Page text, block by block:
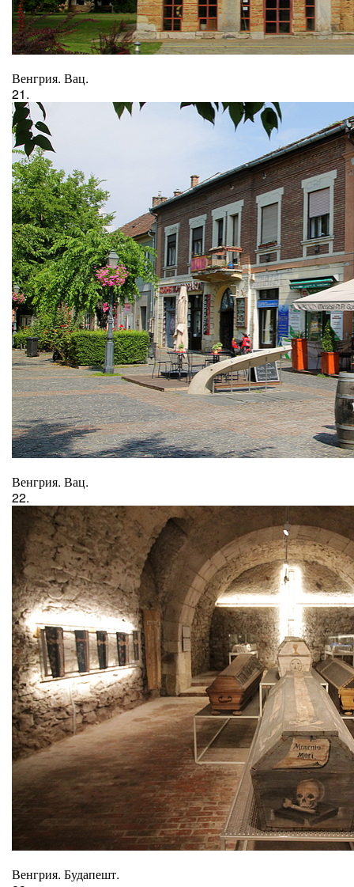
Венгрия. Вац.
21.
Венгрия. Вац.
22.
Венгрия. Будапешт.